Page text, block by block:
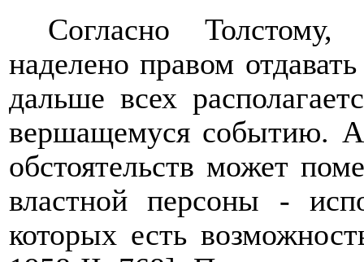
Согласно
наделено правом
дальше всех
вершащемуся событию. А
обстоятельств может
властной персоны -
которых есть